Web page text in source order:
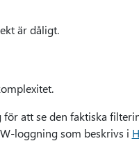
är dåligt.
att se den faktiska
loggning som beskrivs i